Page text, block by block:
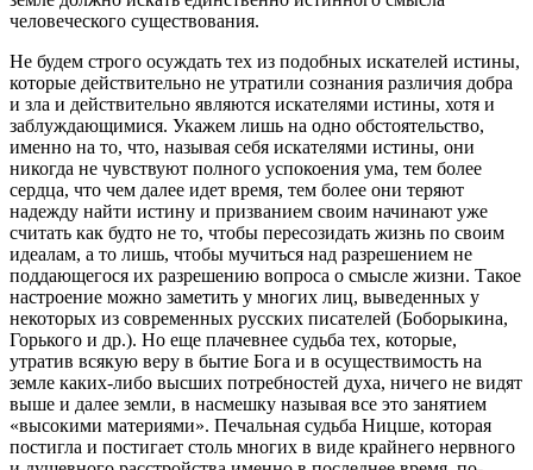
человеческого существования.
Не будем строго осуждать тех из подобных искателей истины,
которые действительно не утратили сознания различия добра
и зла и действительно являются искателями истины, хотя и
заблуждающимися. Укажем лишь на одно обстоятельство,
именно на то, что, называя себя искателями истины, они
никогда не чувствуют полного успокоения ума, тем более
сердца, что чем далее идет время, тем более они теряют
надежду найти истину и призванием своим начинают уже
считать как будто не то, чтобы пересозидать жизнь по своим
идеалам, а то лишь, чтобы мучиться над разрешением не
поддающегося их разрешению вопроса о смысле жизни. Такое
настроение можно заметить у многих лиц, выведенных у
некоторых из современных русских писателей (Боборыкина,
Горького и др.). Но еще плачевнее судьба тех, которые,
утратив всякую веру в бытие Бога и в осуществимость на
земле каких-либо высших потребностей духа, ничего не видят
выше и далее земли, в насмешку называя все это занятием
«высокими материями». Печальная судьба Ницше, которая
постигла и постигает столь многих в виде крайнего нервного